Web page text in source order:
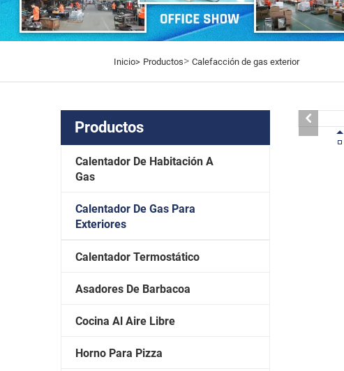
Inicio> Productos> Calefacción de gas exterior
Productos
Calentador De Habitación A
Gas
Calentador De Gas Para
Exteriores
Calentador Termostático
Asadores De Barbacoa
Cocina Al Aire Libre
Horno Para Pizza